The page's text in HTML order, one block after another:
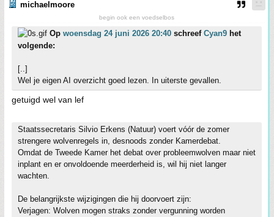
michaelmoore
begin ook een voedselbos
Op woensdag 24 juni 2026 20:40 schreef Cyan9 het
volgende:
[..]
Wel je eigen AI overzicht goed lezen. In uiterste gevallen.
getuigd wel van lef
Staatssecretaris Silvio Erkens (Natuur) voert vóór de zomer
strengere wolvenregels in, desnoods zonder Kamerdebat.
Omdat de Tweede Kamer het debat over probleemwolven maar niet
inplant en er onvoldoende meerderheid is, wil hij niet langer
wachten.
De belangrijkste wijzigingen die hij doorvoert zijn:
Verjagen: Wolven mogen straks zonder vergunning worden